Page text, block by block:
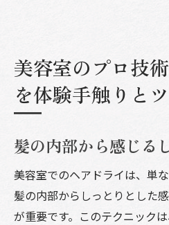
美容室のプロ技
を体験手触りと
髪の内部から感じる
美容室でのヘアドライは、単
髪の内部からしっとりとした
が重要です。このテクニック